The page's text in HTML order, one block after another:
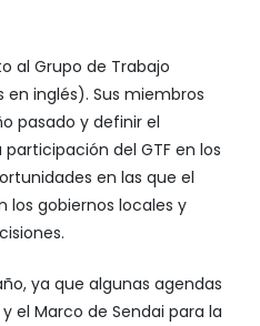
al Grupo de Trabajo
en inglés). Sus miembros
pasado y definir el
del GTF en los
en las que el
los gobiernos locales y
ya que algunas agendas
el Marco de Sendai para la